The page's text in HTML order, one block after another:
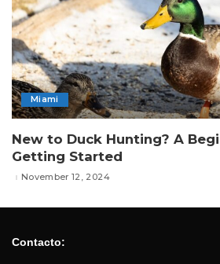
Miami
New to Duck Hunting? A
Getting Started
November 12, 2024
Contacto: